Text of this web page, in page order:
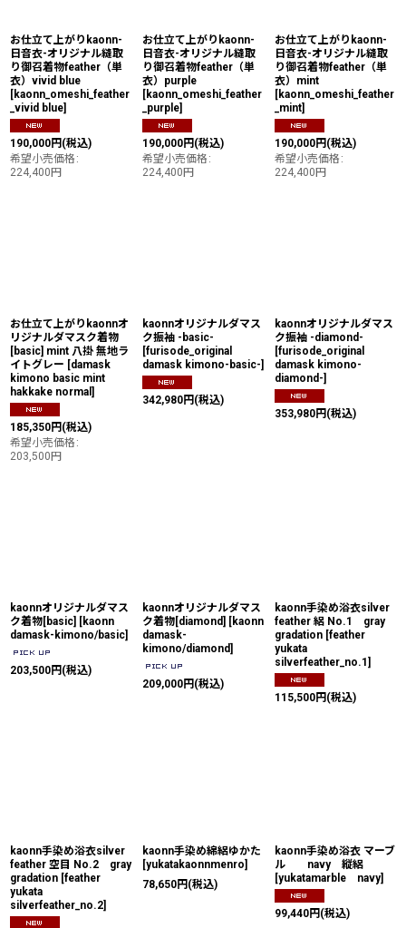
お仕立て上がりkaonn-
日音衣-オリジナル縫取
り御召着物feather（単
衣）vivid blue
[kaonn_omeshi_feather
_vivid blue]
190,000円 (税込)
希望小売価格 :
224,400円
お仕立て上がりkaonn-
日音衣-オリジナル縫取
り御召着物feather（単
衣）purple
[kaonn_omeshi_feather
_purple]
190,000円 (税込)
希望小売価格 :
224,400円
お仕立て上がりkaonn-
日音衣-オリジナル縫取
り御召着物feather（単
衣）mint
[kaonn_omeshi_feather
_mint]
190,000円 (税込)
希望小売価格 :
224,400円
お仕立て上がりkaonnオ
リジナルダマスク着物
[basic] mint 八掛 無地ラ
イトグレー [damask
kimono basic mint
hakkake normal ]
185,350円 (税込)
希望小売価格 :
203,500円
kaonnオリジナルダマス
ク振袖 -basic-
[furisode_original
damask kimono-basic-]
342,980円 (税込)
kaonnオリジナルダマス
ク振袖 -diamond-
[furisode_original
damask kimono-
diamond-]
353,980円 (税込)
kaonnオリジナルダマス
ク着物[basic] [kaonn
damask-kimono/basic]
203,500円 (税込)
kaonnオリジナルダマス
ク着物[diamond] [kaonn
damask-
kimono/diamond]
209,000円 (税込)
kaonn手染め浴衣silver
feather 絽 No.1 gray
gradation [feather
yukata
silverfeather_no.1]
115,500円 (税込)
kaonn手染め浴衣silver
feather 空目 No.2 gray
gradation [feather
yukata
silverfeather_no.2]
kaonn手染め綿絽ゆかた
[yukatakaonnmenro]
78,650円 (税込)
kaonn手染め浴衣 マーブ
ル navy 縦絽
[yukatamarble navy]
99,440円 (税込)